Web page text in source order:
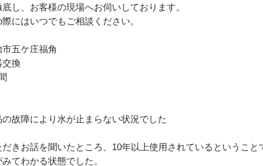
し、お客様の現場へお伺いしております。
にはいつでもご相談ください。
市五ケ庄福角
交換
故障により水が止まらない状況でした
きお話を聞いたところ、10年以上使用されているということ
てわかる状態でした。